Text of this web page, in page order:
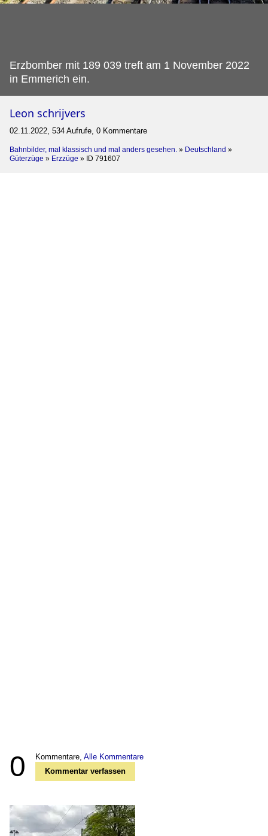
Erzbomber mit 189 039 treft am 1 November 2022
in Emmerich ein.
Leon schrijvers
02.11.2022, 534 Aufrufe, 0 Kommentare
Bahnbilder, mal klassisch und mal anders gesehen. » Deutschland »
Güterzüge » Erzzüge » ID 791607
0 Kommentare, Alle Kommentare
Kommentar verfassen